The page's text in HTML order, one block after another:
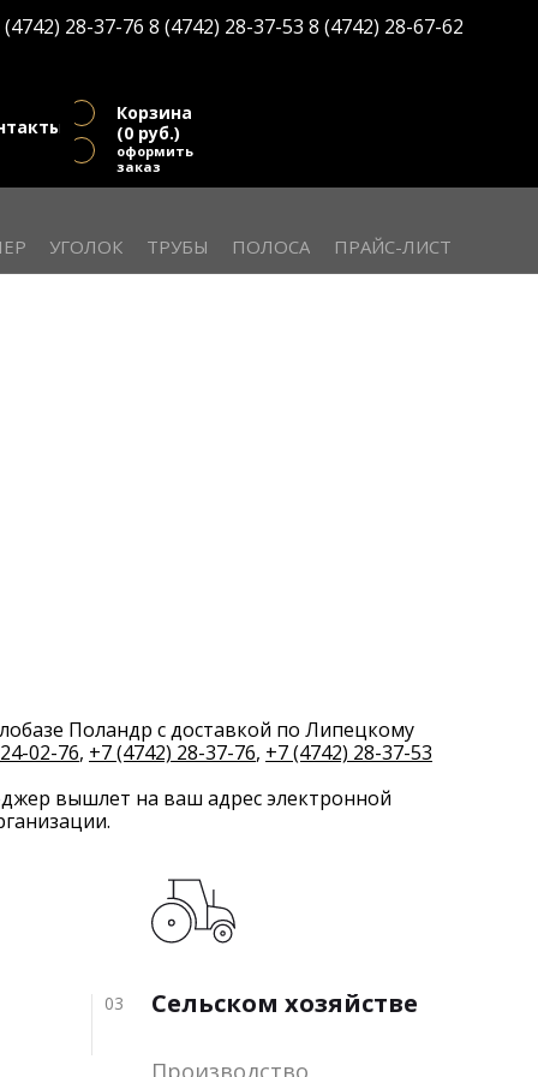
(4742) 28-37-76 8 (4742) 28-37-53 8 (4742) 28-67-62
Корзина
(0 руб.)
оформить
заказ
УГОЛОК ТРУБЫ ПОЛОСА ПРАЙС-ЛИСТ
(0 руб.)
оформить заказ
Поландр с доставкой по Липецкому
02-76, +7 (4742) 28-37-76, +7 (4742) 28-37-53
вышлет на ваш адрес электронной
03 Сельском хозяйстве
Производство